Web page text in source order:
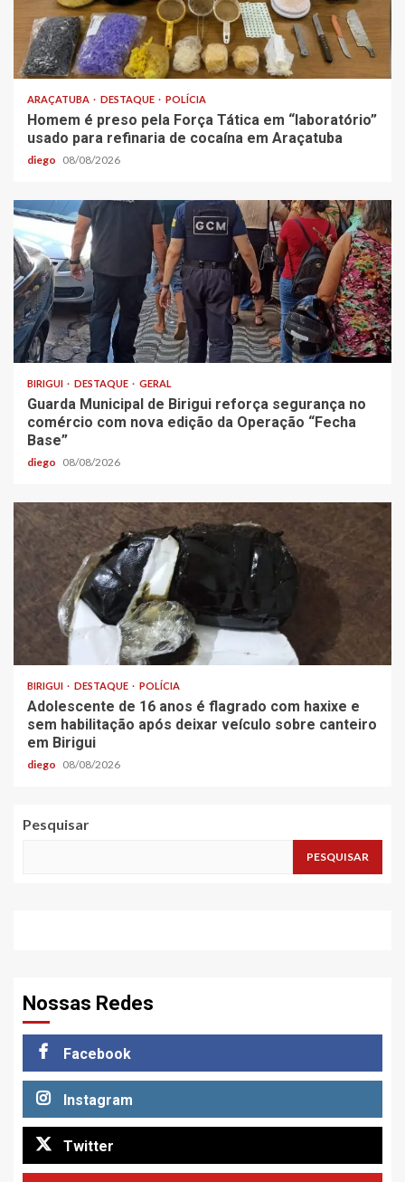
ARAÇATUBA DESTAQUE POLÍCIA
Homem é preso pela Força Tática em “laboratório”
usado para refinaria de cocaína em Araçatuba
diego 08/08/2026
BIRIGUI DESTAQUE GERAL
Guarda Municipal de Birigui reforça segurança no
comércio com nova edição da Operação “Fecha
Base”
diego 08/08/2026
BIRIGUI DESTAQUE POLÍCIA
Adolescente de 16 anos é flagrado com haxixe e
sem habilitação após deixar veículo sobre canteiro
em Birigui
diego 08/08/2026
Pesquisar
PESQUISAR
Nossas Redes
Facebook
Instagram
Twitter